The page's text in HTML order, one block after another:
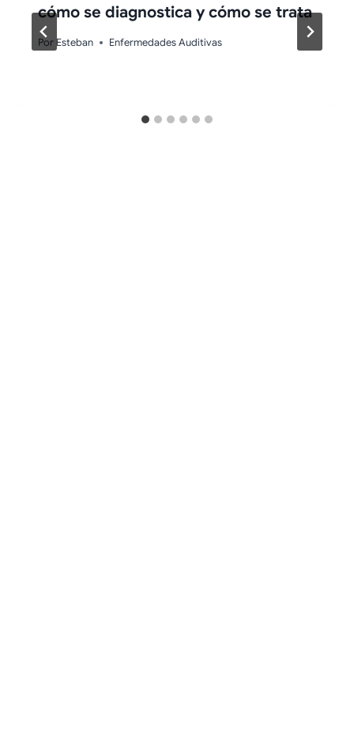
cómo se diagnostica y cómo se trata
Por Esteban Enfermedades Auditivas